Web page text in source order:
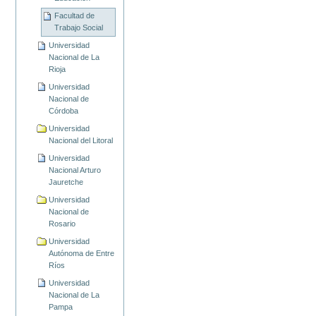
Facultad de
Trabajo Social
Universidad
Nacional de La
Rioja
Universidad
Nacional de
Córdoba
Universidad
Nacional del Litoral
Universidad
Nacional Arturo
Jauretche
Universidad
Nacional de
Rosario
Universidad
Autónoma de Entre
Ríos
Universidad
Nacional de La
Pampa